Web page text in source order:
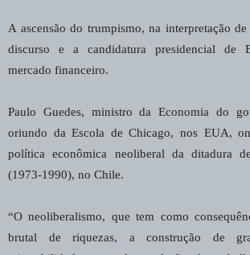
A ascensão do trumpismo, na interpretação
discurso e a candidatura presidencial de
mercado financeiro.
Paulo Guedes, ministro da Economia do
oriundo da Escola de Chicago, nos EUA,
política econômica neoliberal da ditadura
(1973-1990), no Chile.
“O neoliberalismo, que tem como
brutal de riquezas, a construção de